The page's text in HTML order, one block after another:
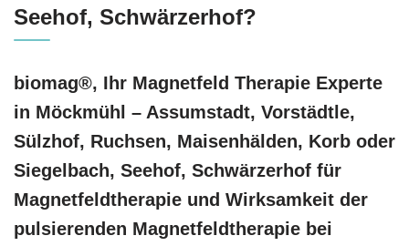
Seehof, Schwärzerhof?
biomag®, Ihr Magnetfeld Therapie Experte
in Möckmühl – Assumstadt, Vorstädtle,
Sülzhof, Ruchsen, Maisenhälden, Korb oder
Siegelbach, Seehof, Schwärzerhof für
Magnetfeldtherapie und Wirksamkeit der
pulsierenden Magnetfeldtherapie bei